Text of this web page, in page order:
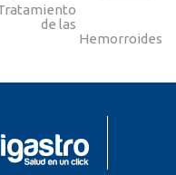
de las
Hemorroides